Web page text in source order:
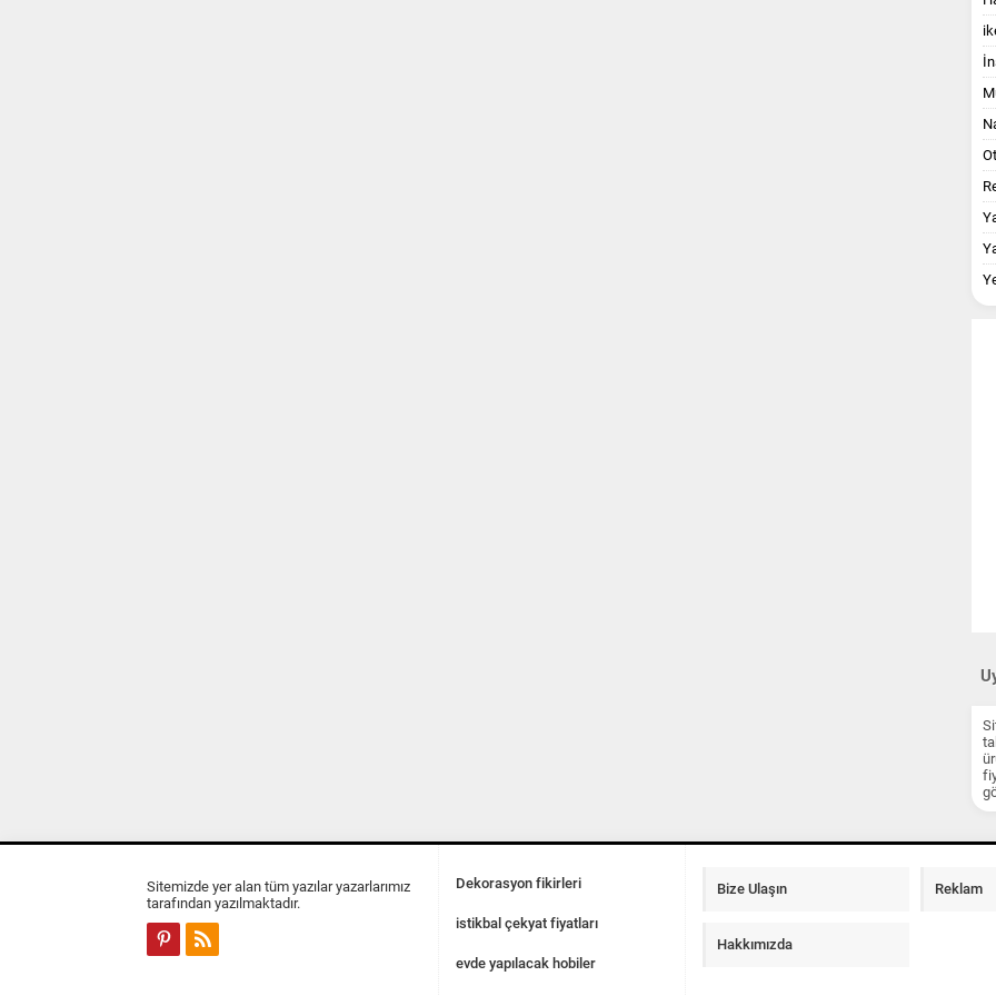
Sitemizde yer alan tüm yazılar yazarlarımız
tarafından yazılmaktadır.
Dekorasyon fikirleri
istikbal çekyat fiyatları
evde yapılacak hobiler
Bize Ulaşın Reklam
Hakkımızda